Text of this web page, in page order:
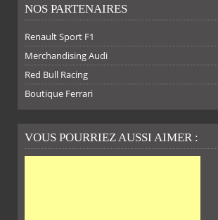
NOS PARTENAIRES
Renault Sport F1
Merchandising Audi
Red Bull Racing
Boutique Ferrari
VOUS POURRIEZ AUSSI AIMER :